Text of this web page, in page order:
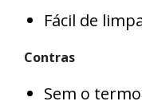
Fácil de
Contras
Sem o